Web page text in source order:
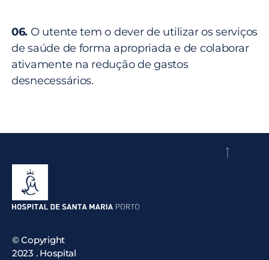
06. O utente tem o dever de utilizar os serviços
de saúde de forma apropriada e de colaborar
ativamente na redução de gastos
desnecessários.
© Copyright
2023 . Hospital